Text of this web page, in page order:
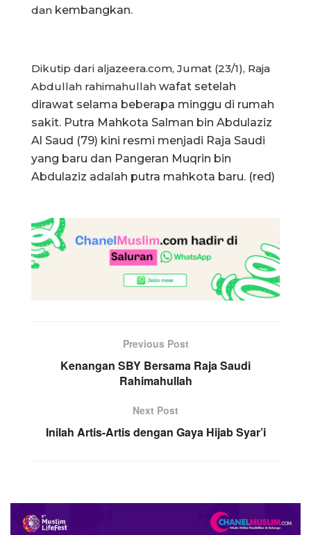
dan kembangkan.
Dikutip dari aljazeera.com, Jumat (23/1), Raja
Abdullah rahimahullah wafat setelah
dirawat selama beberapa minggu di rumah
sakit. Putra Mahkota Salman bin Abdulaziz
Al Saud (79) kini resmi menjadi Raja Saudi
yang baru dan Pangeran Muqrin bin
Abdulaziz adalah putra mahkota baru. (red)
Previous Post
Kenangan SBY Bersama Raja Saudi
Rahimahullah
Next Post
Inilah Artis-Artis dengan Gaya Hijab Syar’i